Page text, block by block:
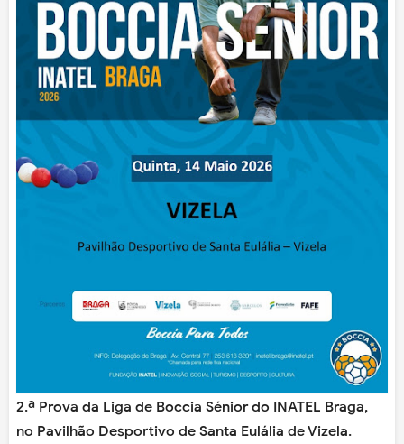
2.ª Prova da Liga de Boccia Sénior do INATEL Braga,
no Pavilhão Desportivo de Santa Eulália de Vizela.